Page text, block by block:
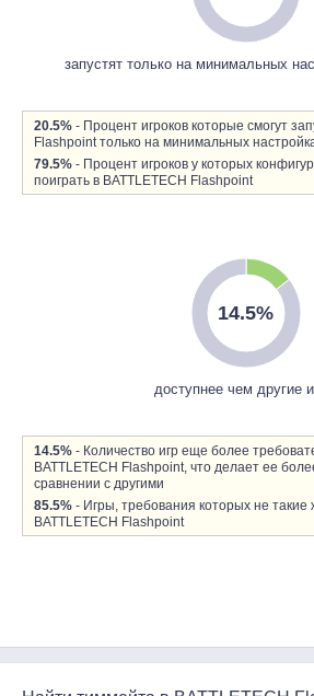
запустят только на минимальных
20.5% - Процент игроков которые смогут
Flashpoint только на минимальных
79.5% - Процент игроков у которых
поиграть в BATTLETECH Flashpoint
14.5%
доступнее чем другие
14.5% - Количество игр еще более
BATTLETECH Flashpoint, что делает ее
сравнении с другими
85.5% - Игры, требования которых не такие
BATTLETECH Flashpoint